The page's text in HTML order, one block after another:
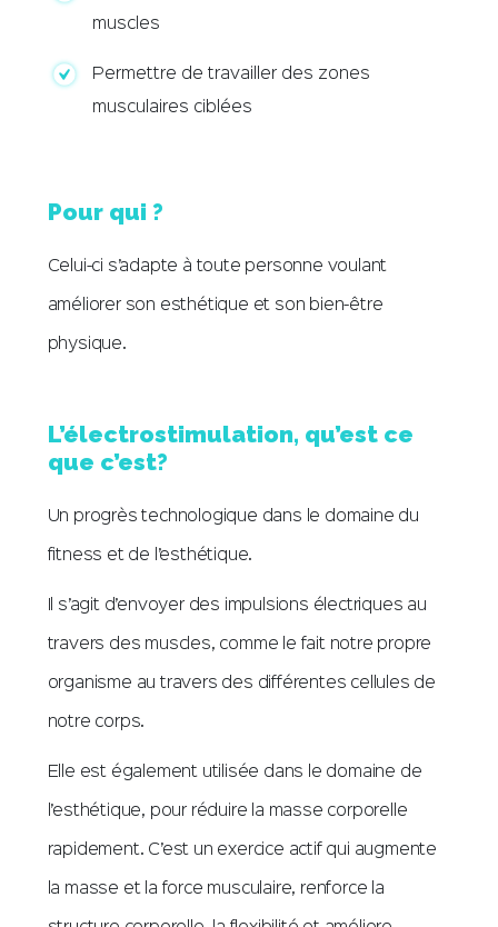
muscles
Permettre de travailler des zones
musculaires ciblées
Pour qui ?
Celui-ci s’adapte à toute personne voulant
améliorer son esthétique et son bien-être
physique.
L’électrostimulation, qu’est ce
que c’est?
Un progrès technologique dans le domaine du
fitness et de l’esthétique.
Il s’agit d’envoyer des impulsions électriques au
travers des muscles, comme le fait notre propre
organisme au travers des différentes cellules de
notre corps.
Elle est également utilisée dans le domaine de
l’esthétique, pour réduire la masse corporelle
rapidement. C’est un exercice actif qui augmente
la masse et la force musculaire, renforce la